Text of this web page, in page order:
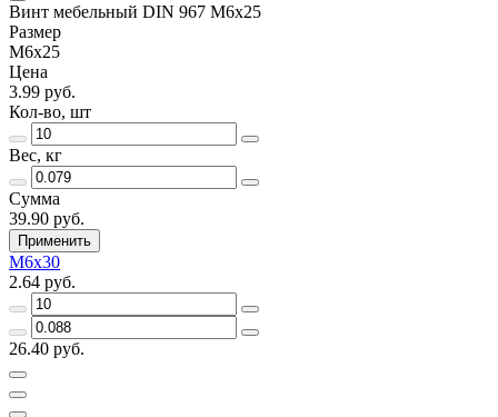
Винт мебельный DIN 967 М6х25
Размер
М6х25
Цена
3.99 руб.
Кол-во, шт
Вес, кг
Сумма
39.90 руб.
Применить
М6х30
2.64 руб.
26.40 руб.